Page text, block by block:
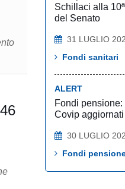
Schillaci alla
del Senato
31 LUGLIO
Fondi sanitari
ALERT
Fondi
Covip
30 LUGLIO
Fondi